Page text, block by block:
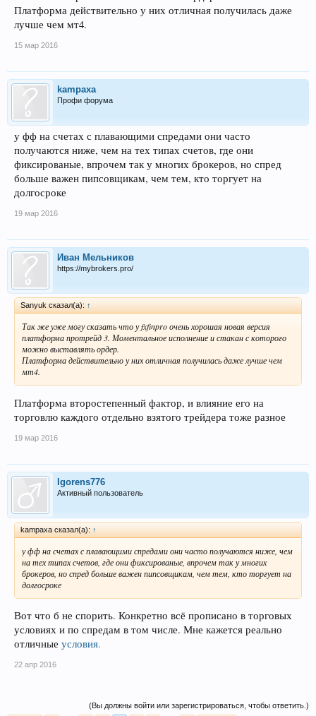
Платформа действительно у них отличная получилась даже
лучше чем мт4.
15 мар 2016
kampaxa
Профи форума
у фф на счетах с плавающими спредами они часто
получаются ниже, чем на тех типах счетов, где они
фиксированые, впрочем так у многих брокеров, но спред
больше важен пипсовщикам, чем тем, кто торгует на
долгосроке
19 мар 2016
Иван Мельников
https://mybrokers.pro/
Sanyuk сказал(а): ↑
Так же уже могу сказать что у fxfinpro очень хорошая новая версия
платформа протрейд 3. Моментальное исполнение и стакан с которого
можно выставлять ордер.
Платформа действительно у них отличная получилась даже лучше чем
мт4.
Платформа второстепенный фактор, и влияние его на
торговлю каждого отдельно взятого трейдера тоже разное
19 мар 2016
Igorens776
Активный пользователь
kampaxa сказал(а): ↑
у фф на счетах с плавающими спредами они часто получаются ниже, чем
на тех типах счетов, где они фиксированые, впрочем так у многих
брокеров, но спред больше важен пипсовщикам, чем тем, кто торгует на
долгосроке
Вот что б не спорить. Конкретно всё прописано в торговых
условиях и по спредам в том числе. Мне кажется реально
отличные условия.
22 апр 2016
(Вы должны войти или зарегистрироваться, чтобы ответить.)